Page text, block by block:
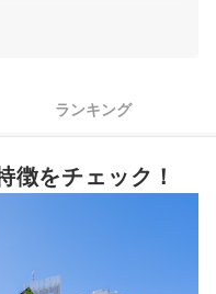
ンを選ぼう
や設備が豊富なジムが便利
ランキング
べばよい？
ランキング
徴をチェック！